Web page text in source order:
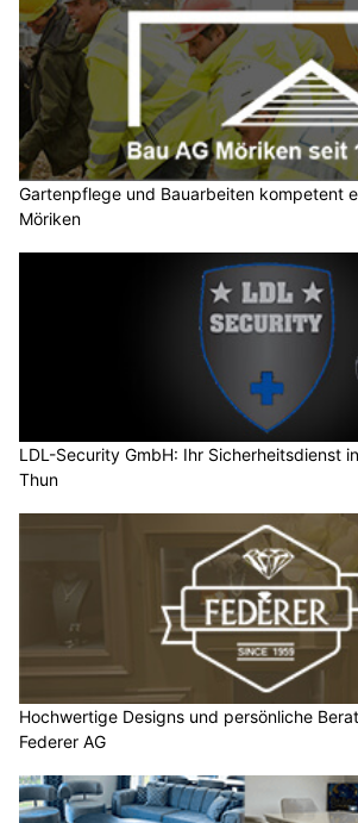
Gartenpflege und Bauarbeiten kompetent
Möriken
LDL-Security GmbH: Ihr Sicherheitsdienst
Thun
Hochwertige Designs und persönliche
Federer AG